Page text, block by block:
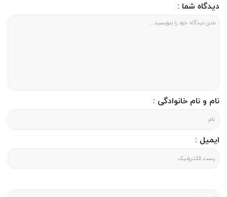
دیدگاه شما :
نام و نام خانوادگی :
ایمیل :